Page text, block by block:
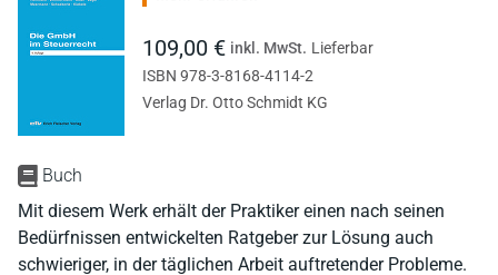
Buch
Mit diesem Werk erhält der Praktiker einen nach seinen
Bedürfnissen entwickelten Ratgeber zur Lösung auch
schwieriger, in der täglichen Arbeit auftretender Probleme.
109,00 € inkl. MwSt. Lieferbar
ISBN 978-3-8168-4114-2
Verlag Dr. Otto Schmidt KG